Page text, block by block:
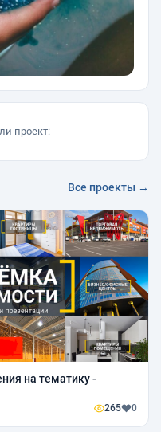
проект:
Все проекты →
на тематику -
265 0